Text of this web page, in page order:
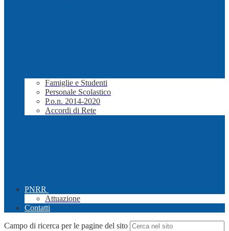
Famiglie e Studenti
Personale Scolastico
P.o.n. 2014-2020
Accordi di Rete
PNRR
Attuazione
Contatti
Campo di ricerca per le pagine del sito